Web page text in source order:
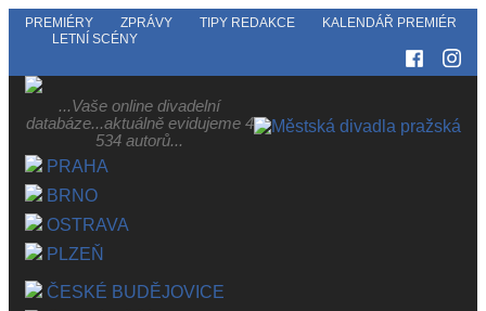
PREMIÉRY ZPRÁVY TIPY REDAKCE
KALENDÁŘ PREMIÉR
LETNÍ SCÉNY
...Vaše online divadelní
databáze...aktuálně evidujeme 4
534 autorů...
PRAHA
BRNO
OSTRAVA
PLZEŇ
ČESKÉ BUDĚJOVICE